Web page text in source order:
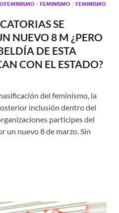
/ FEMINISMO / FEMINISMO
SE
NUEVO 8 M ¿PERO
DE ESTA
CON EL ESTADO?
del feminismo, la
inclusión dentro del
participes del
un nuevo 8 de marzo. Sin